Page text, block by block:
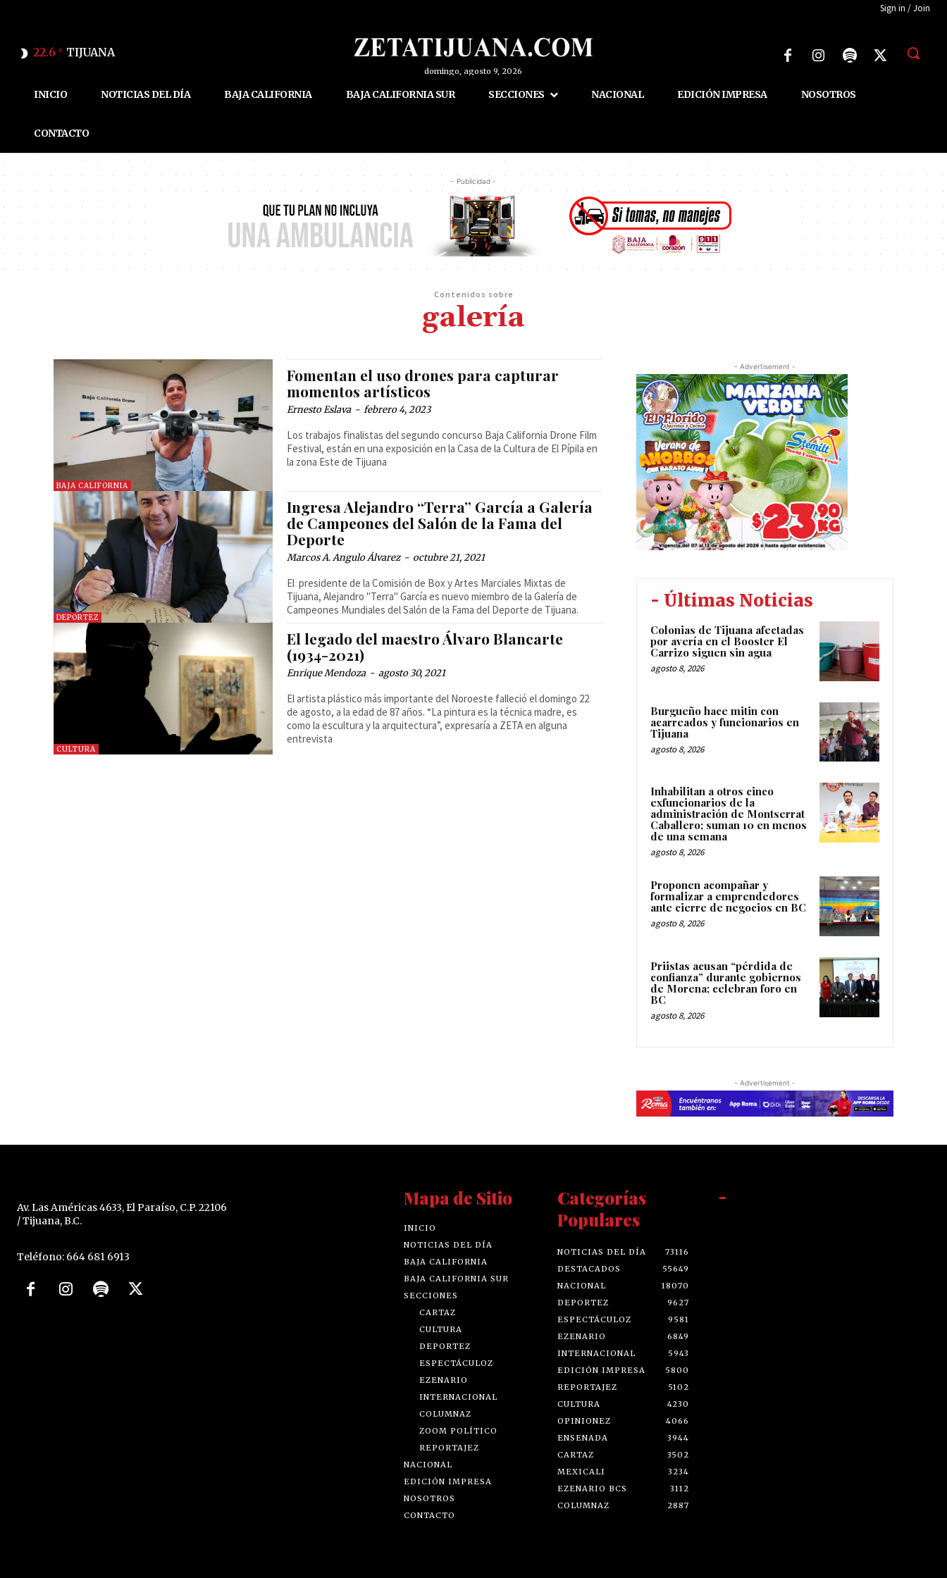
Sign in / Join
22.6 C TIJUANA
domingo, agosto 9, 2026
INICIO NOTICIAS DEL DÍA BAJA CALIFORNIA BAJA CALIFORNIA SUR SECCIONES NACIONAL EDICIÓN IMPRESA NOSOTROS
CONTACTO
- Publicidad -
Contenidos sobre
galería
BAJA CALIFORNIA
Fomentan el uso drones para capturar
momentos artísticos
Ernesto Eslava - febrero 4, 2023
Los trabajos finalistas del segundo concurso Baja California Drone Film
Festival, están en una exposición en la Casa de la Cultura de El Pípila en
la zona Este de Tijuana
DEPORTEZ
Ingresa Alejandro “Terra” García a Galería
de Campeones del Salón de la Fama del
Deporte
Marcos A. Angulo Álvarez - octubre 21, 2021
El presidente de la Comisión de Box y Artes Marciales Mixtas de
Tijuana, Alejandro "Terra" García es nuevo miembro de la Galería de
Campeones Mundiales del Salón de la Fama del Deporte de Tijuana.
CULTURA
El legado del maestro Álvaro Blancarte
(1934-2021)
Enrique Mendoza - agosto 30, 2021
El artista plástico más importante del Noroeste falleció el domingo 22
de agosto, a la edad de 87 años. “La pintura es la técnica madre, es
como la escultura y la arquitectura”, expresaría a ZETA en alguna
entrevista
- Advertisement -
- Últimas Noticias
Colonias de Tijuana afectadas
por avería en el Booster El
Carrizo siguen sin agua
agosto 8, 2026
Burgueño hace mitin con
acarreados y funcionarios en
Tijuana
agosto 8, 2026
Inhabilitan a otros cinco
exfuncionarios de la
administración de Montserrat
Caballero; suman 10 en menos
de una semana
agosto 8, 2026
Proponen acompañar y
formalizar a emprendedores
ante cierre de negocios en BC
agosto 8, 2026
Priistas acusan “pérdida de
confianza” durante gobiernos
de Morena; celebran foro en
BC
agosto 8, 2026
- Advertisement -
Av. Las Américas 4633, El Paraíso, C.P. 22106
/ Tijuana, B.C.
Teléfono: 664 681 6913
Mapa de Sitio
INICIO
NOTICIAS DEL DÍA
BAJA CALIFORNIA
BAJA CALIFORNIA SUR
SECCIONES
CARTAZ
CULTURA
DEPORTEZ
ESPECTÁCULOZ
EZENARIO
INTERNACIONAL
COLUMNAZ
ZOOM POLÍTICO
REPORTAJEZ
NACIONAL
EDICIÓN IMPRESA
NOSOTROS
CONTACTO
Categorías
Populares
NOTICIAS DEL DÍA
73116
DESTACADOS
55649
NACIONAL
18070
DEPORTEZ
9627
ESPECTÁCULOZ
9581
EZENARIO
6849
INTERNACIONAL
5943
EDICIÓN IMPRESA
5800
REPORTAJEZ
5102
CULTURA
4230
OPINIONEZ
4066
ENSENADA
3944
CARTAZ
3502
MEXICALI
3234
EZENARIO BCS
3112
COLUMNAZ
2887
-